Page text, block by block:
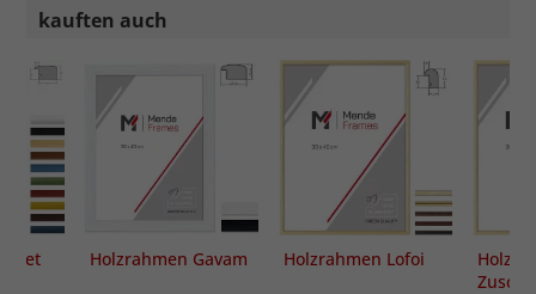
kauften auch
Holzrahmen Gavam Holzrahmen Lofoi